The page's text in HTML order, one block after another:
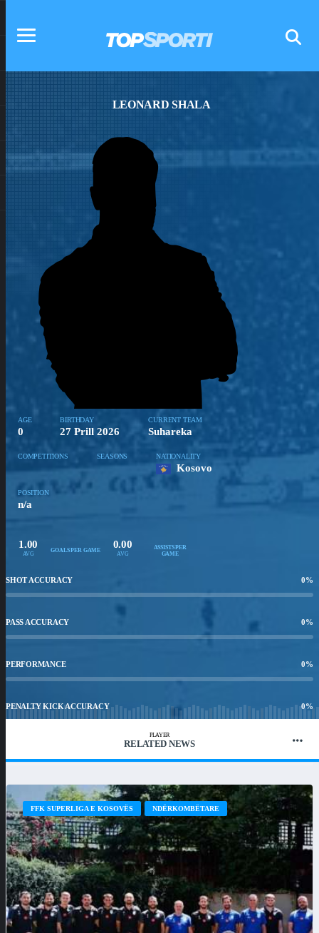
LEONARD SHALA
AGE
0
BIRTHDAY
27 Prill 2026
CURRENT TEAM
Suhareka
COMPETITIONS SEASONS NATIONALITY
Kosovo
POSITION
n/a
1.00
AVG GOALS PER GAME
0.00
AVG
ASSISTS PER
GAME
SHOT ACCURACY 0%
PASS ACCURACY 0%
PERFORMANCE 0%
PENALTY KICK ACCURACY 0%
PLAYER
RELATED NEWS
FFK SUPERLIGA E KOSOVËS NDËRKOMBËTARE